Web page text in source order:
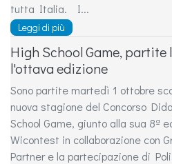
tutta Italia. I...
Leggi di più
High School Game,
l'ottava edizione
Sono partite martedì 1 ottobre
nuova stagione del Concorso
School Game, giunto alla sua 8ª
Wicontest in collaborazione con
Partner e la partecipazione di